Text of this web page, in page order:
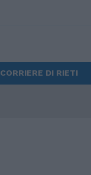
CORRIERE DI RIETI